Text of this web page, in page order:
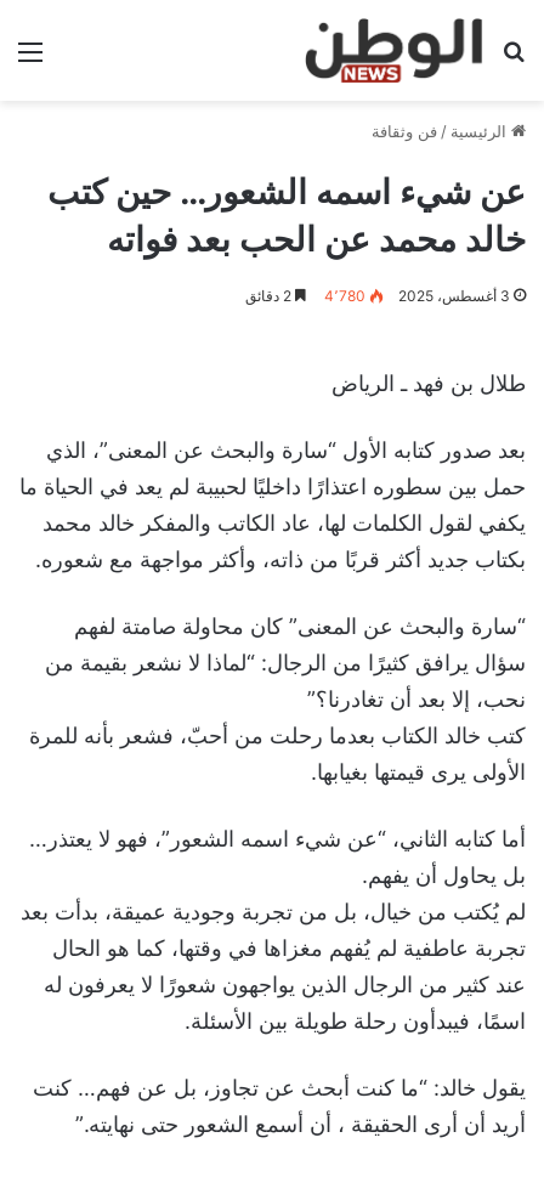
بحث عن
الرئيسية / فن وثقافة
عن شيء اسمه الشعور… حين كتب
خالد محمد عن الحب بعد فواته
3 أغسطس، 2025 4٬780
طلال بن فهد ـ الرياض
بعد صدور كتابه الأول “سارة والبحث عن المعنى”، الذي
حمل بين سطوره اعتذارًا داخليًا لحبيبة لم يعد في الحياة ما
يكفي لقول الكلمات لها، عاد الكاتب والمفكر خالد محمد
بكتاب جديد أكثر قربًا من ذاته، وأكثر مواجهة مع شعوره.
“سارة والبحث عن المعنى” كان محاولة صامتة لفهم
سؤال يرافق كثيرًا من الرجال: “لماذا لا نشعر بقيمة من
نحب، إلا بعد أن تغادرنا؟”
كتب خالد الكتاب بعدما رحلت من أحبّ، فشعر بأنه للمرة
الأولى يرى قيمتها بغيابها.
أما كتابه الثاني، “عن شيء اسمه الشعور”، فهو لا يعتذر…
بل يحاول أن يفهم.
لم يُكتب من خيال، بل من تجربة وجودية عميقة، بدأت بعد
تجربة عاطفية لم يُفهم مغزاها في وقتها، كما هو الحال
عند كثير من الرجال الذين يواجهون شعورًا لا يعرفون له
اسمًا، فيبدأون رحلة طويلة بين الأسئلة.
يقول خالد: “ما كنت أبحث عن تجاوز، بل عن فهم… كنت
أريد أن أرى الحقيقة ، أن أسمع الشعور حتى نهايته.”